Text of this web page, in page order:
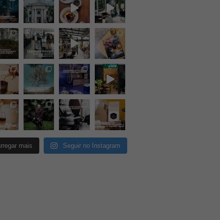
mais Seguir no Instagram